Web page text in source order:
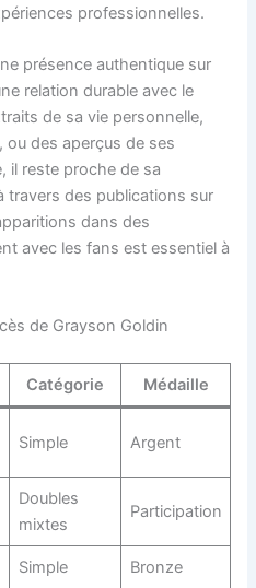
professionnelles.
présence authentique sur
relation durable avec le
de sa vie personnelle,
ou des aperçus de ses
il reste proche de sa
travers des publications sur
dans des
avec les fans est essentiel à
de Grayson Goldin
Catégorie Médaille
Simple Argent
Doubles
mixtes
Participation
Simple Bronze